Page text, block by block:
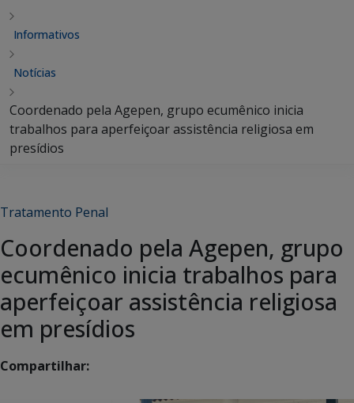
Informativos
Notícias
Coordenado pela Agepen, grupo ecumênico inicia
trabalhos para aperfeiçoar assistência religiosa em
presídios
Tratamento Penal
Coordenado pela Agepen, grupo
ecumênico inicia trabalhos para
aperfeiçoar assistência religiosa
em presídios
Compartilhar: